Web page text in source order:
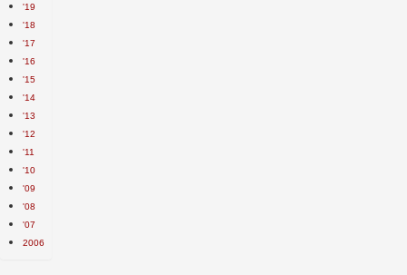
'19
'18
'17
'16
'15
'14
'13
'12
'11
'10
'09
'08
'07
2006